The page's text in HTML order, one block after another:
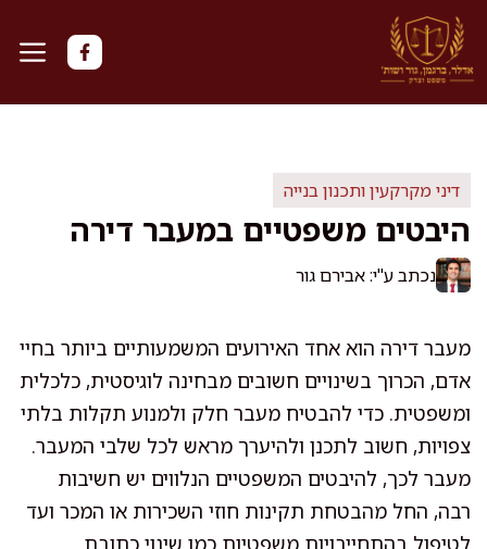
לדלג
לתוכן
דיני מקרקעין ותכנון בנייה
היבטים משפטיים במעבר דירה
נכתב ע"י: אבירם גור
מעבר דירה הוא אחד האירועים המשמעותיים ביותר בחיי
אדם, הכרוך בשינויים חשובים מבחינה לוגיסטית, כלכלית
ומשפטית. כדי להבטיח מעבר חלק ולמנוע תקלות בלתי
צפויות, חשוב לתכנן ולהיערך מראש לכל שלבי המעבר.
מעבר לכך, להיבטים המשפטיים הנלווים יש חשיבות
רבה, החל מהבטחת תקינות חוזי השכירות או המכר ועד
לטיפול בהתחייבויות משפטיות כמו שינוי כתובת